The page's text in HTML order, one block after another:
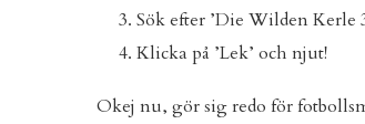
Sök efter ’Die Wilden Kerle
Klicka på ’Lek’ och njut!
Okej nu, gör sig redo för